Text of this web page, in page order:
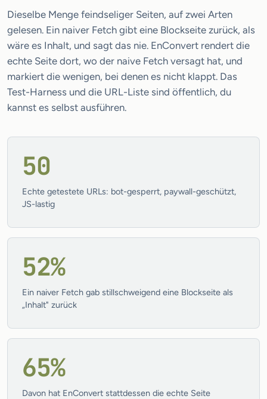
Dieselbe Menge feindseliger Seiten, auf zwei Arten
gelesen. Ein naiver Fetch gibt eine Blockseite zurück, als
wäre es Inhalt, und sagt das nie. EnConvert rendert die
echte Seite dort, wo der naive Fetch versagt hat, und
markiert die wenigen, bei denen es nicht klappt. Das
Test-Harness und die URL-Liste sind öffentlich, du
kannst es selbst ausführen.
50
Echte getestete URLs: bot-gesperrt, paywall-geschützt,
JS-lastig
52%
Ein naiver Fetch gab stillschweigend eine Blockseite als
„Inhalt" zurück
65%
Davon hat EnConvert stattdessen die echte Seite